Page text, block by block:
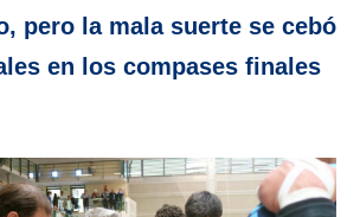
pero la mala suerte se cebó
en los compases finales